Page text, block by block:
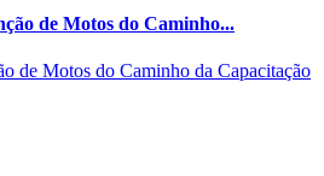
de Motos do Caminho...